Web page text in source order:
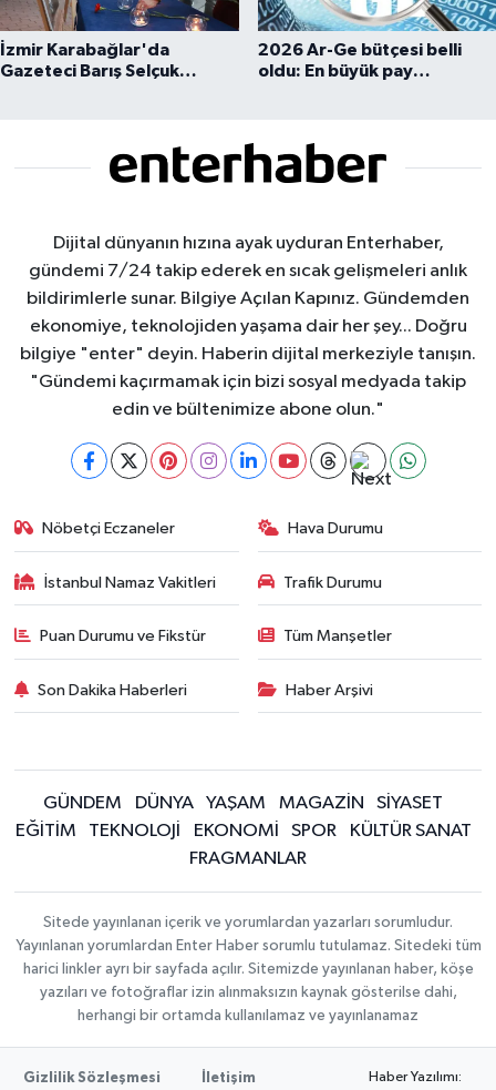
İzmir Karabağlar'da
Gazeteci Barış Selçuk
2026 Ar-Ge bütçesi belli
oldu: En büyük pay
Dijital dünyanın hızına ayak uyduran Enterhaber,
gündemi 7/24 takip ederek en sıcak gelişmeleri anlık
bildirimlerle sunar. Bilgiye Açılan Kapınız. Gündemden
ekonomiye, teknolojiden yaşama dair her şey... Doğru
bilgiye "enter" deyin. Haberin dijital merkeziyle tanışın.
"Gündemi kaçırmamak için bizi sosyal medyada takip
edin ve bültenimize abone olun."
Nöbetçi Eczaneler Hava Durumu
İstanbul Namaz Vakitleri Trafik Durumu
Puan Durumu ve Fikstür Tüm Manşetler
Son Dakika Haberleri Haber Arşivi
GÜNDEM DÜNYA YAŞAM MAGAZİN
SİYASET
EĞİTİM
TEKNOLOJİ EKONOMİ SPOR
KÜLTÜR SANAT
FRAGMANLAR
Sitede yayınlanan içerik ve yorumlardan yazarları sorumludur.
Yayınlanan yorumlardan Enter Haber sorumlu tutulamaz. Sitedeki tüm
harici linkler ayrı bir sayfada açılır. Sitemizde yayınlanan haber, köşe
yazıları ve fotoğraflar izin alınmaksızın kaynak gösterilse dahi,
herhangi bir ortamda kullanılamaz ve yayınlanamaz
Gizlilik Sözleşmesi İletişim Haber Yazılımı: